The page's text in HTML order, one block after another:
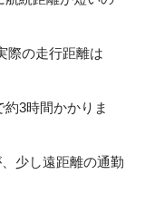
際の走行距離は
3時間かかりま
少し遠距離の通勤